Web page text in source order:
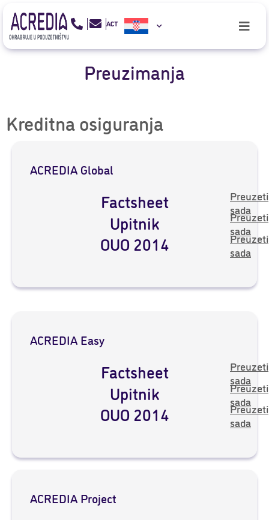
Preuzimanja
Kreditna osiguranja
ACREDIA Global
Factsheet
Preuzeti
sada
Upitnik
Preuzeti
sada
OUO 2014
Preuzeti
sada
ACREDIA Easy
Factsheet
Preuzeti
sada
Upitnik
Preuzeti
sada
OUO 2014
Preuzeti
sada
ACREDIA Project